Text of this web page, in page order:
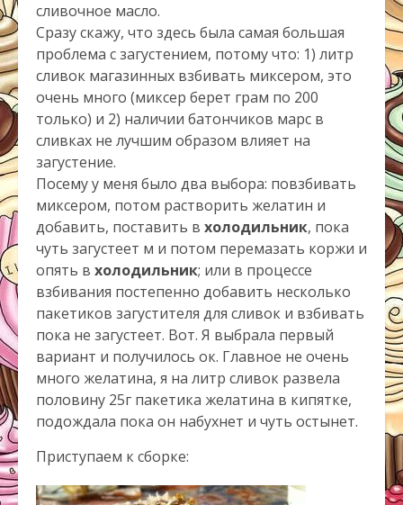
сливочное масло.
Сразу скажу, что здесь была самая большая
проблема с загустением, потому что: 1) литр
сливок магазинных взбивать миксером, это
очень много (миксер берет грам по 200
только) и 2) наличии батончиков марс в
сливках не лучшим образом влияет на
загустение.
Посему у меня было два выбора: повзбивать
миксером, потом растворить желатин и
добавить, поставить в холодильник, пока
чуть загустеет м и потом перемазать коржи и
опять в холодильник; или в процессе
взбивания постепенно добавить несколько
пакетиков загустителя для сливок и взбивать
пока не загустеет. Вот. Я выбрала первый
вариант и получилось ок. Главное не очень
много желатина, я на литр сливок развела
половину 25г пакетика желатина в кипятке,
подождала пока он набухнет и чуть остынет.
Приступаем к сборке: